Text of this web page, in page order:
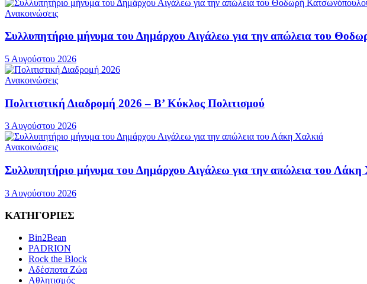
Ανακοινώσεις
Συλλυπητήριο μήνυμα του Δημάρχου Αιγάλεω για την απώλεια του
5 Αυγούστου 2026
Ανακοινώσεις
Πολιτιστική Διαδρομή 2026 – Β’ Κύκλος Πολιτισμού
3 Αυγούστου 2026
Ανακοινώσεις
Συλλυπητήριο μήνυμα του Δημάρχου Αιγάλεω για την απώλεια του Λάκη
3 Αυγούστου 2026
ΚΑΤΗΓΟΡΙΕΣ
Bin2Bean
PADRION
Rock the Block
Αδέσποτα Ζώα
Αθλητισμός